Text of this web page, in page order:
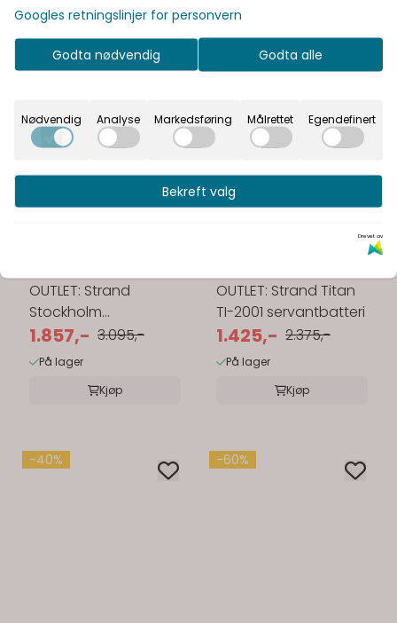
OUTLET: Strand
Stockholm
servantbatteri -
stainless steel
1.857,- 3.095,-
På lager
Kjøp
OUTLET: Strand Titan
TI-2001 servantbatteri
1.425,- 2.375,-
På lager
Kjøp
-40% -60%
Googles retningslinjer for personvern
Godta nødvendig Godta alle
Nødvendig Analyse Markedsføring Målrettet Egendefinert
Bekreft valg
Drevet av